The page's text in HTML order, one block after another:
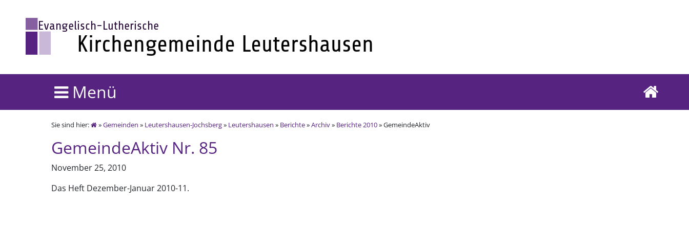
Menü
Sie sind hier: »Gemeinden » Leutershausen-Jochsberg» Leutershausen » Berichte»Archiv» Berichte 2010» GemeindeAktiv
GemeindeAktiv Nr. 85
November 25, 2010
Das Heft Dezember-Januar 2010-11.